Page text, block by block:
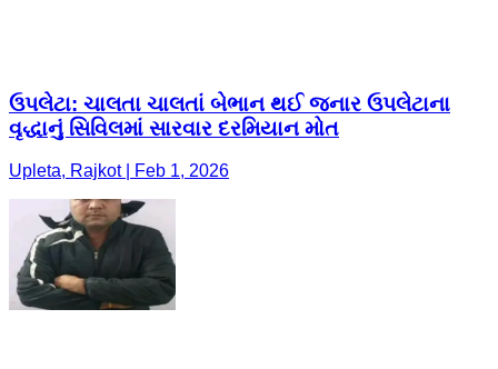
ઉપલેટા: ચાલતા ચાલતાં બેભાન થઈ જનાર ઉપલેટાના
વૃદ્ધાનું સિવિલમાં સારવાર દરમિયાન મોત
Upleta, Rajkot | Feb 1, 2026